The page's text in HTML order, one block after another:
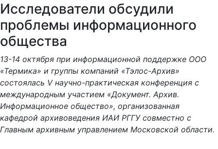
Исследователи обсудили
проблемы информационного
общества
13-14 октября при информационной поддержке ООО
«Термика» и группы компаний «Тэлос-Архив»
состоялась V научно-практическая конференция с
международным участием «Документ. Архив.
Информационное общество», организованная
кафедрой архивоведения ИАИ РГГУ совместно с
Главным архивным управлением Московской области.